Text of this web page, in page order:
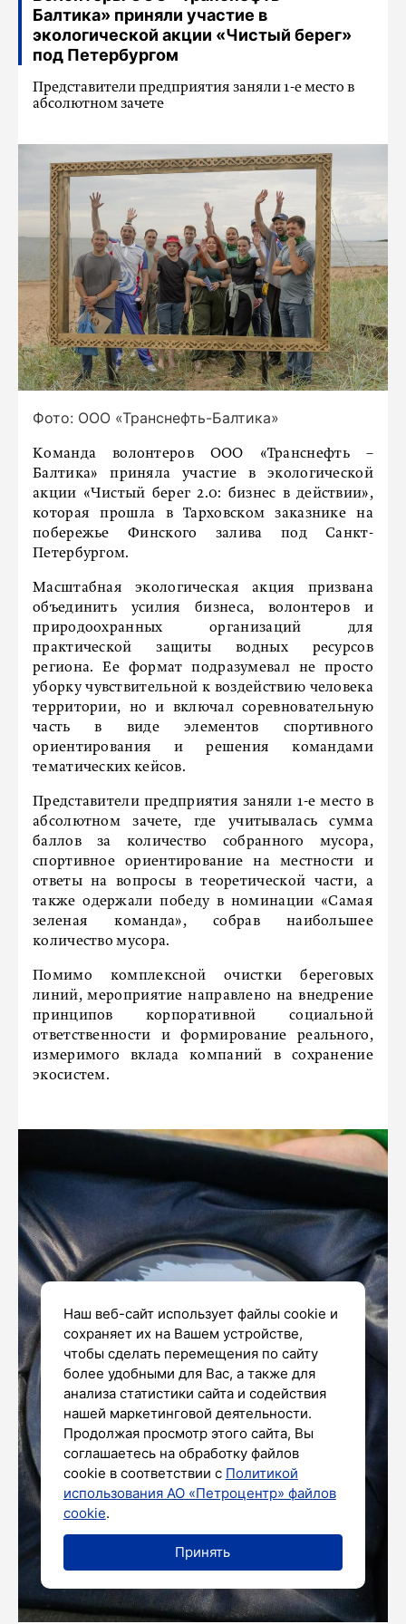
Балтика» приняли участие в
экологической акции «Чистый берег»
под Петербургом
Представители предприятия заняли 1-е место в
абсолютном зачете
Фото: ООО «Транснефть-Балтика»
Команда волонтеров ООО «Транснефть –
Балтика» приняла участие в экологической
акции «Чистый берег 2.0: бизнес в действии»,
которая прошла в Тарховском заказнике на
побережье Финского залива под Санкт-
Петербургом.
Масштабная экологическая акция призвана
объединить усилия бизнеса, волонтеров и
природоохранных организаций для
практической защиты водных ресурсов
региона. Ее формат подразумевал не просто
уборку чувствительной к воздействию человека
территории, но и включал соревновательную
часть в виде элементов спортивного
ориентирования и решения командами
тематических кейсов.
Представители предприятия заняли 1-е место в
абсолютном зачете, где учитывалась сумма
баллов за количество собранного мусора,
спортивное ориентирование на местности и
ответы на вопросы в теоретической части, а
также одержали победу в номинации «Самая
зеленая команда», собрав наибольшее
количество мусора.
Помимо комплексной очистки береговых
линий, мероприятие направлено на внедрение
принципов корпоративной социальной
ответственности и формирование реального,
измеримого вклада компаний в сохранение
экосистем.
Наш веб-сайт использует файлы cookie и
сохраняет их на Вашем устройстве,
чтобы сделать перемещения по сайту
более удобными для Вас, а также для
анализа статистики сайта и содействия
нашей маркетинговой деятельности.
Продолжая просмотр этого сайта, Вы
соглашаетесь на обработку файлов
cookie в соответствии с Политикой
использования АО «Петроцентр» файлов
cookie.
Принять